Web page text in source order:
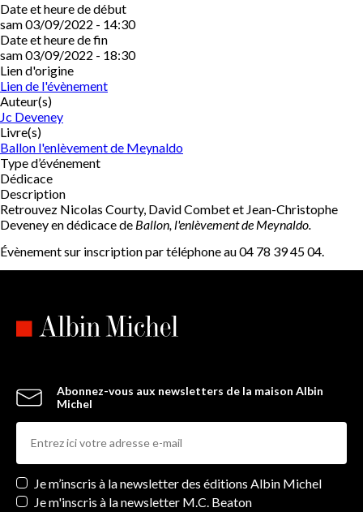
Date et heure de début
sam 03/09/2022 - 14:30
Date et heure de fin
sam 03/09/2022 - 18:30
Lien d'origine
Lien de l'évènement
Auteur(s)
Jc Deveney
Livre(s)
Ballon l'enlèvement de Meynaldo
Type d’événement
Dédicace
Description
Retrouvez Nicolas Courty, David Combet et Jean-Christophe
Deveney en dédicace de Ballon, l'enlèvement de Meynaldo.
Évènement sur inscription par téléphone au 04 78 39 45 04.
Abonnez-vous aux newsletters de la maison Albin
Michel
Newsletters
Je m’inscris à la newsletter des éditions Albin Michel
Je m'inscris à la newsletter M.C. Beaton